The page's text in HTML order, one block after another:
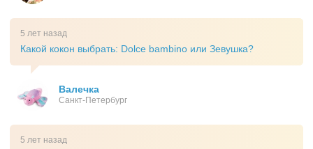
5 лет назад
Какой кокон выбрать: Dolce bambino или Зевушка?
Валечка
Санкт-Петербург
5 лет назад